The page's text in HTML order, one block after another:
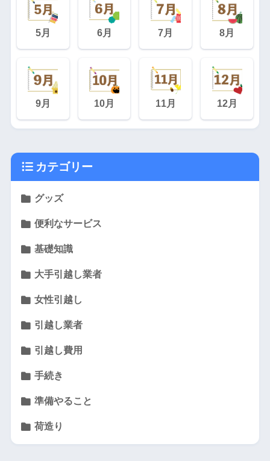
5月 6月 7月 8月
9月 10月 11月 12月
カテゴリー
グッズ
便利なサービス
基礎知識
大手引越し業者
女性引越し
引越し業者
引越し費用
手続き
準備やること
荷造り